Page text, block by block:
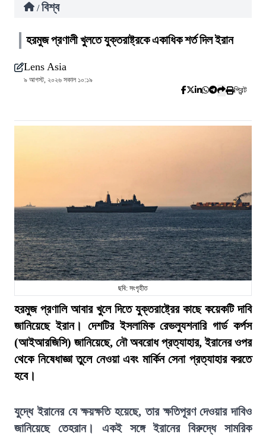
/ বিশ্ব
হরমুজ প্রণালী খুলতে যুক্তরাষ্ট্রকে একাধিক শর্ত দিল ইরান
Lens Asia
৯ আগস্ট, ২০২৬ সকাল ১০:১৯
প্রিন্ট
ছবি: সংগৃহীত
হরমুজ প্রণালি আবার খুলে দিতে যুক্তরাষ্ট্রের কাছে কয়েকটি দাবি
জানিয়েছে ইরান। দেশটির ইসলামিক রেভল্যুশনারি গার্ড কর্পস
(আইআরজিসি) জানিয়েছে, নৌ অবরোধ প্রত্যাহার, ইরানের ওপর
থেকে নিষেধাজ্ঞা তুলে নেওয়া এবং মার্কিন সেনা প্রত্যাহার করতে
হবে।
যুদ্ধে ইরানের যে ক্ষয়ক্ষতি হয়েছে, তার ক্ষতিপূরণ দেওয়ার দাবিও
জানিয়েছে তেহরান। একই সঙ্গে ইরানের বিরুদ্ধে সামরিক